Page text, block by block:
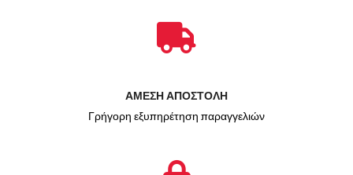
ΑΜΕΣΗ ΑΠΟΣΤΟΛΗ
Γρήγορη εξυπηρέτηση παραγγελιών